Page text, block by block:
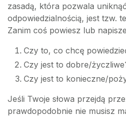
zasadą, która pozwala
odpowiedzialnością, jest tzw.
Zanim coś powiesz lub
Czy to, co chcę
Czy jest to dobre/
Czy jest to konieczne/
Jeśli Twoje słowa przejdą
prawdopodobnie nie musisz